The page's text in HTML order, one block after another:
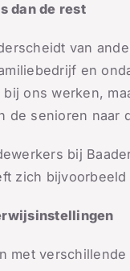
dan de rest
van
en
ons werken,
de senioren naar
bij
zich
met